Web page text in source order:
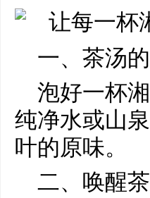
一、茶汤
泡好一杯
纯净水或山
叶的原味。
二、唤醒